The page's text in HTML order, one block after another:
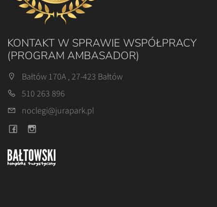
KONTAKT W SPRAWIE WSPÓŁPRACY
(PROGRAM AMBASADOR)
Bałtów 170A , 27-423 Bałtów
510 263 896
noclegi@jurapark.pl